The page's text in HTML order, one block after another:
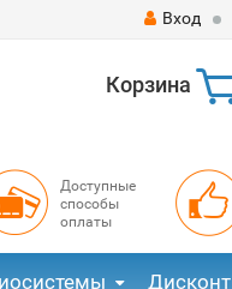
Вход
Корзина
Доступные
способы
оплаты
Дисконт